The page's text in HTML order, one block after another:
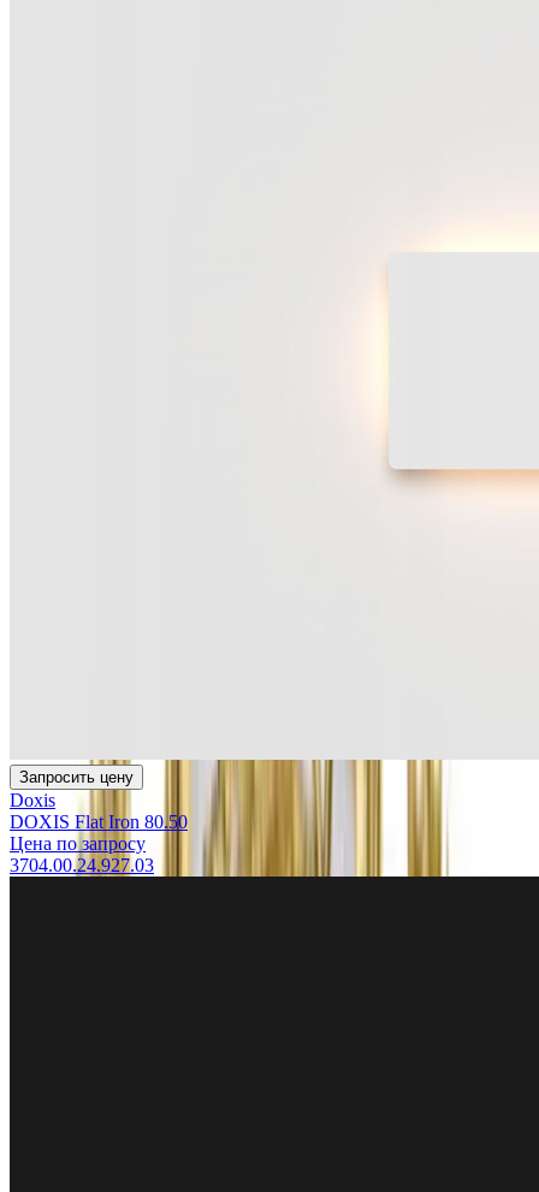
Запросить цену
Doxis
DOXIS Flat Iron 80.50
Цена по запросу
3704.00.24.927.03